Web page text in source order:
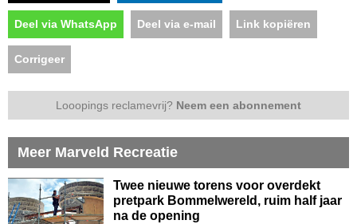
Deel via WhatsApp Deel via e-mail Link kopiëren
Corrigeer
Looopings reclamevrij? Neem een abonnement
Meer Marveld Recreatie
Twee nieuwe torens voor overdekt
pretpark Bommelwereld, ruim half jaar
na de opening